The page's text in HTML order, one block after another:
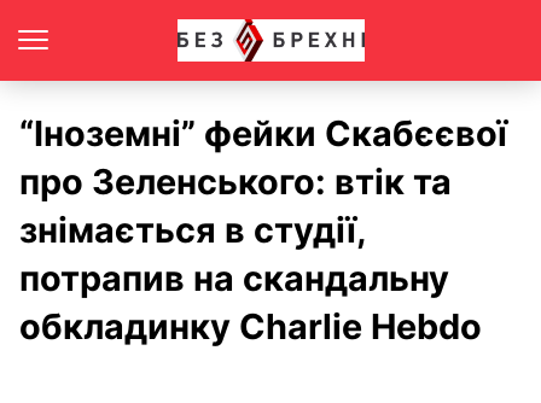
“Іноземні” фейки Скабєєвої
про Зеленського: втік та
знімається в студії,
потрапив на скандальну
обкладинку Charlie Hebdo